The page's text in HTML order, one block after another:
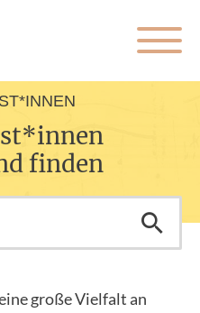
finden
große Vielfalt an